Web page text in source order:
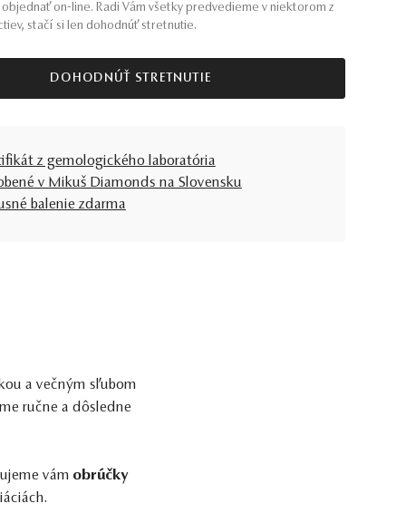
on-line. Radi Vám všetky predvedieme v niektorom z
stačí si len dohodnúť stretnutie.
DOHODNÚŤ STRETNUTIE
z gemologického laboratória
v Mikuš Diamonds na Slovensku
balenie zdarma
a večným sľubom
ručne a dôsledne
vám obrúčky